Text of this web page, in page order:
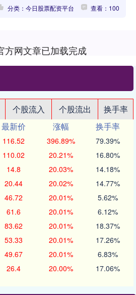
分类：今日股票配资平台 查看：100
方网文章已加载完成
个股流入 个股流出
换手率
最新价 涨幅
换手率
116.52 396.89% 79.39%
110.02 20.21% 16.80%
14.8 20.03% 14.18%
20.44 20.02% 14.77%
46.72 20.01% 5.62%
61.6 20.01% 6.12%
83.62 20.01% 18.37%
53.33 20.01% 17.26%
49.67 20.01% 6.83%
26.4 20.00% 17.06%